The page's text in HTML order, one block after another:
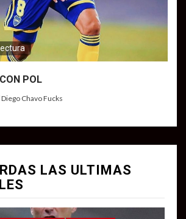
POL
Diego Chavo Fucks
LAS ULTIMAS